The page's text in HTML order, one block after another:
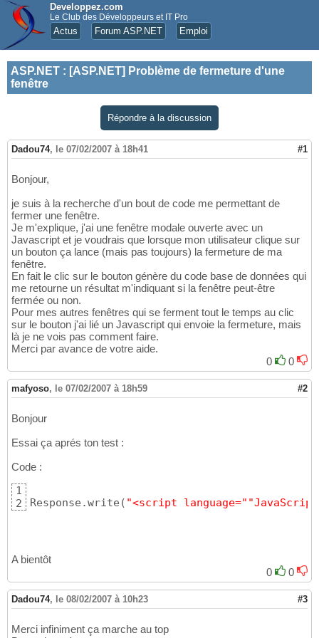
Developpez.com
Le Club des Développeurs et IT Pro
Actus Forum ASP.NET Emploi
ASP.NET : [ASP.NET] Problème de fermeture d'une
fenêtre
Répondre à la discussion
Dadou74, le 07/02/2007 à 18h41 #1
Bonjour,
je suis à la recherche d'un bout de code me permettant de
fermer une fenêtre.
Je m'explique, j'ai une fenêtre modale ouverte avec un
Javascript et je voudrais que lorsque mon utilisateur clique sur
un bouton ça lance (mais pas toujours) la fermeture de ma
fenêtre.
En fait le clic sur le bouton génère du code base de données qui
me retourne un résultat m'indiquant si la fenêtre peut-être
fermée ou non.
Pour mes autres fenêtres qui se ferment tout le temps au clic
sur le bouton j'ai lié un Javascript qui envoie la fermeture, mais
là je ne vois pas comment faire.
Merci par avance de votre aide.
0
0
mafyoso, le 07/02/2007 à 18h59 #2
Bonjour
Essai ça aprés ton test :
Code :
1
2
Response.write ( "<script language="
A bientôt
0
0
Dadou74, le 08/02/2007 à 10h23 #3
Merci infiniment ça marche au top